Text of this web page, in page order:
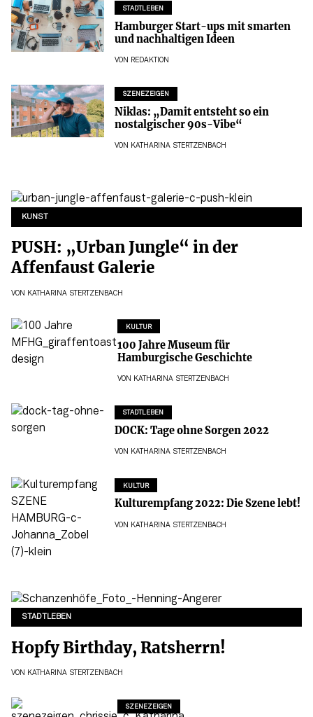
STADTLEBEN
Hamburger Start-ups mit smarten
und nachhaltigen Ideen
VON REDAKTION
SZENEZEIGEN
Niklas: „Damit entsteht so ein
nostalgischer 90s-Vibe“
VON KATHARINA STERTZENBACH
KUNST
PUSH: „Urban Jungle“ in der
Affenfaust Galerie
VON KATHARINA STERTZENBACH
KULTUR
100 Jahre Museum für
Hamburgische Geschichte
VON KATHARINA STERTZENBACH
STADTLEBEN
DOCK: Tage ohne Sorgen 2022
VON KATHARINA STERTZENBACH
KULTUR
Kulturempfang 2022: Die Szene lebt!
VON KATHARINA STERTZENBACH
STADTLEBEN
Hopfy Birthday, Ratsherrn!
VON KATHARINA STERTZENBACH
SZENEZEIGEN